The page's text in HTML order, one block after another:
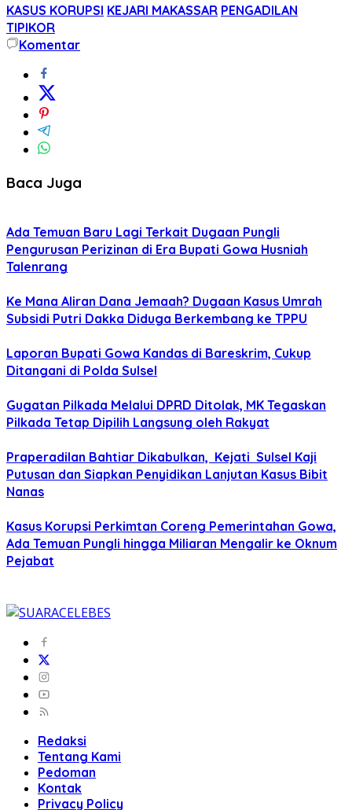
KASUS KORUPSI KEJARI MAKASSAR PENGADILAN
TIPIKOR
Komentar
Baca Juga
Ada Temuan Baru Lagi Terkait Dugaan Pungli
Pengurusan Perizinan di Era Bupati Gowa Husniah
Talenrang
Ke Mana Aliran Dana Jemaah? Dugaan Kasus Umrah
Subsidi Putri Dakka Diduga Berkembang ke TPPU
Laporan Bupati Gowa Kandas di Bareskrim, Cukup
Ditangani di Polda Sulsel
Gugatan Pilkada Melalui DPRD Ditolak, MK Tegaskan
Pilkada Tetap Dipilih Langsung oleh Rakyat
Praperadilan Bahtiar Dikabulkan, Kejati Sulsel Kaji
Putusan dan Siapkan Penyidikan Lanjutan Kasus Bibit
Nanas
Kasus Korupsi Perkimtan Coreng Pemerintahan Gowa,
Ada Temuan Pungli hingga Miliaran Mengalir ke Oknum
Pejabat
Redaksi
Tentang Kami
Pedoman
Kontak
Privacy Policy